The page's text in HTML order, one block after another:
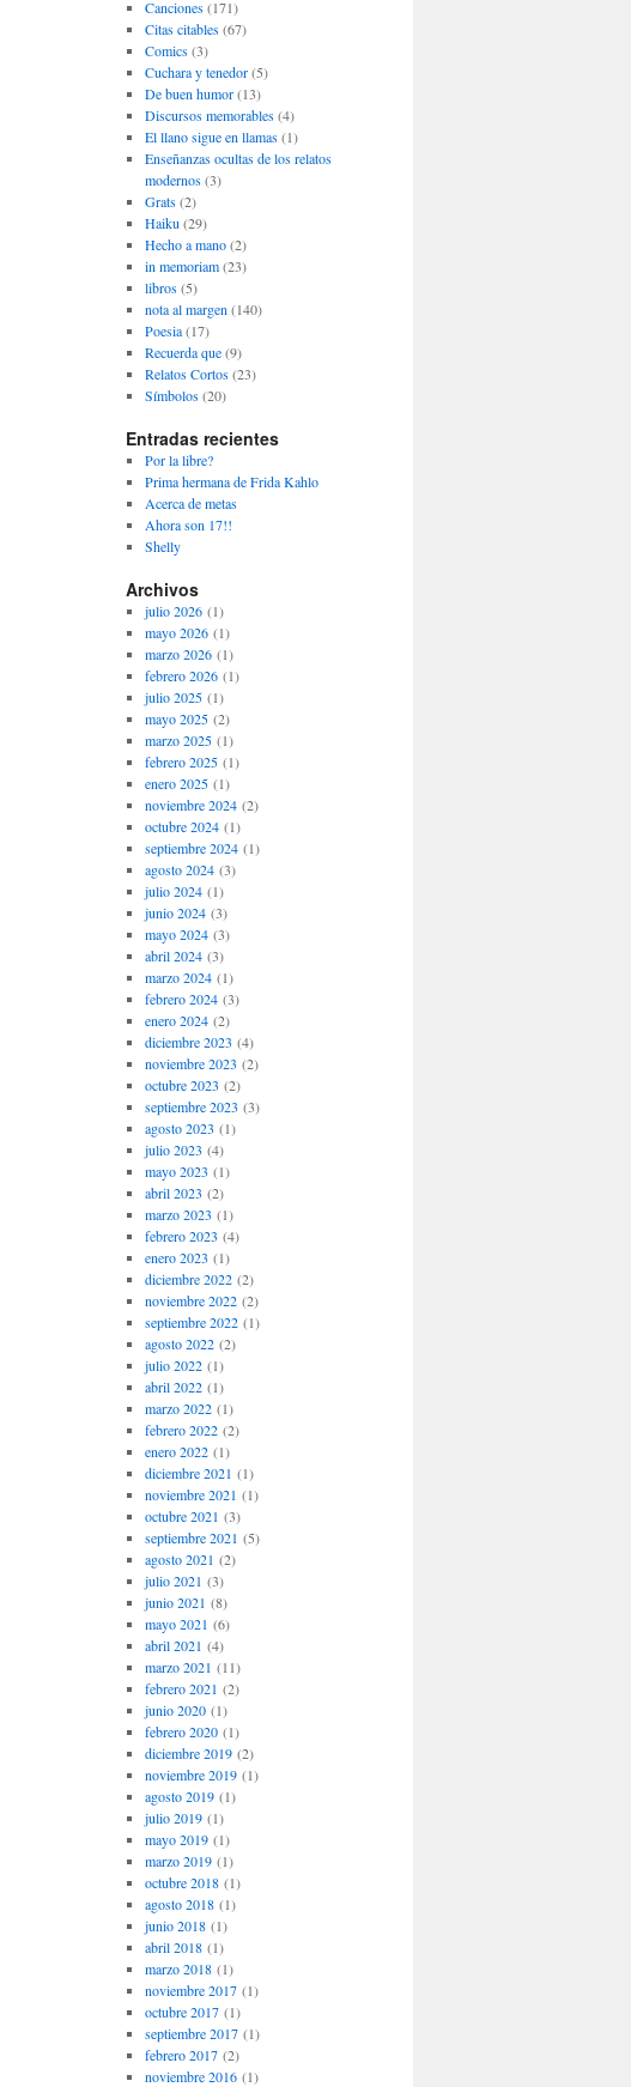
Canciones(171)
Citas citables(67)
Comics(3)
Cuchara y tenedor(5)
De buen humor(13)
Discursos memorables(4)
El llano sigue en llamas(1)
Enseñanzas ocultas de los relatos
modernos(3)
Grats(2)
Haiku (29)
Hecho a mano(2)
in memoriam(23)
libros(5)
nota al margen (140)
Poesia(17)
Recuerda que(9)
Relatos Cortos(23)
Símbolos(20)
Entradas recientes
Por la libre?
Prima hermana de Frida Kahlo
Acerca de metas
Ahora son 17!!
Shelly
Archivos
julio 2026(1)
mayo 2026(1)
marzo 2026(1)
febrero 2026(1)
julio 2025(1)
mayo 2025(2)
marzo 2025(1)
febrero 2025(1)
enero 2025(1)
noviembre 2024(2)
octubre 2024(1)
septiembre 2024(1)
agosto 2024(3)
julio 2024(1)
junio 2024(3)
mayo 2024(3)
abril 2024(3)
marzo 2024(1)
febrero 2024(3)
enero 2024(2)
diciembre 2023 (4)
noviembre 2023 (2)
octubre 2023 (2)
septiembre 2023 (3)
agosto 2023 (1)
julio 2023 (4)
mayo 2023 (1)
abril 2023 (2)
marzo 2023 (1)
febrero 2023 (4)
enero 2023 (1)
diciembre 2022(2)
noviembre 2022(2)
septiembre 2022(1)
agosto 2022(2)
julio 2022(1)
abril 2022(1)
marzo 2022(1)
febrero 2022(2)
enero 2022(1)
diciembre 2021 (1)
noviembre 2021 (1)
octubre 2021 (3)
septiembre 2021 (5)
agosto 2021 (2)
julio 2021 (3)
junio 2021 (8)
mayo 2021 (6)
abril 2021 (4)
marzo 2021 (11)
febrero 2021 (2)
junio 2020(1)
febrero 2020(1)
diciembre 2019(2)
noviembre 2019(1)
agosto 2019(1)
julio 2019(1)
mayo 2019(1)
marzo 2019(1)
octubre 2018(1)
agosto 2018(1)
junio 2018(1)
abril 2018(1)
marzo 2018(1)
noviembre 2017(1)
octubre 2017(1)
septiembre 2017(1)
febrero 2017(2)
noviembre 2016(1)